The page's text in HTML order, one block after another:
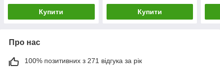
Купити Купити
Про нас
100% позитивних з 271 відгука за рік